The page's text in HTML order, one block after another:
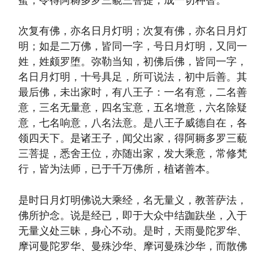
次复有佛，亦名日月灯明；次复有佛，亦名日月灯
明；如是二万佛，皆同一字，号日月灯明，又同一
姓，姓颇罗堕。弥勒当知，初佛后佛，皆同一字，
名日月灯明，十号具足，所可说法，初中后善。其
最后佛，未出家时，有八王子：一名有意，二名善
意，三名无量意，四名宝意，五名增意，六名除疑
意，七名响意，八名法意。是八王子威德自在，各
领四天下。是诸王子，闻父出家，得阿耨多罗三藐
三菩提，悉舍王位，亦随出家，发大乘意，常修梵
行，皆为法师，已于千万佛所，植诸善本。
是时日月灯明佛说大乘经，名无量义，教菩萨法，
佛所护念。说是经已，即于大众中结跏趺坐，入于
无量义处三昧，身心不动。是时，天雨曼陀罗华、
摩诃曼陀罗华、曼殊沙华、摩诃曼殊沙华，而散佛